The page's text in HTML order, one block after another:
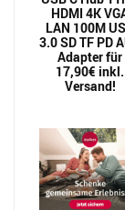
HDMI 4K
LAN 100M
3.0 SD TF PD
Adapter für
17,90€ inkl.
Versand!